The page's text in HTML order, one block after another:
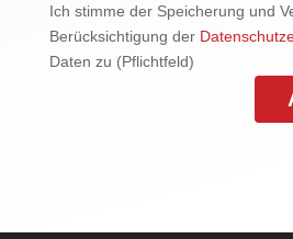
Ich stimme der Speicherung und
Berücksichtigung der
Daten zu (Pflichtfeld)